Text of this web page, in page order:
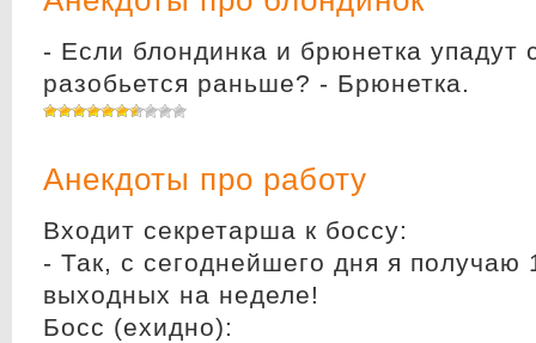
- Если блондинка и брюнетка упадут
разобьется раньше? - Брюнетка.
Анекдоты про работу
Входит секретарша к боссу:
- Так, с сегоднейшего дня я получаю
выходных на неделе!
Босс (ехидно):